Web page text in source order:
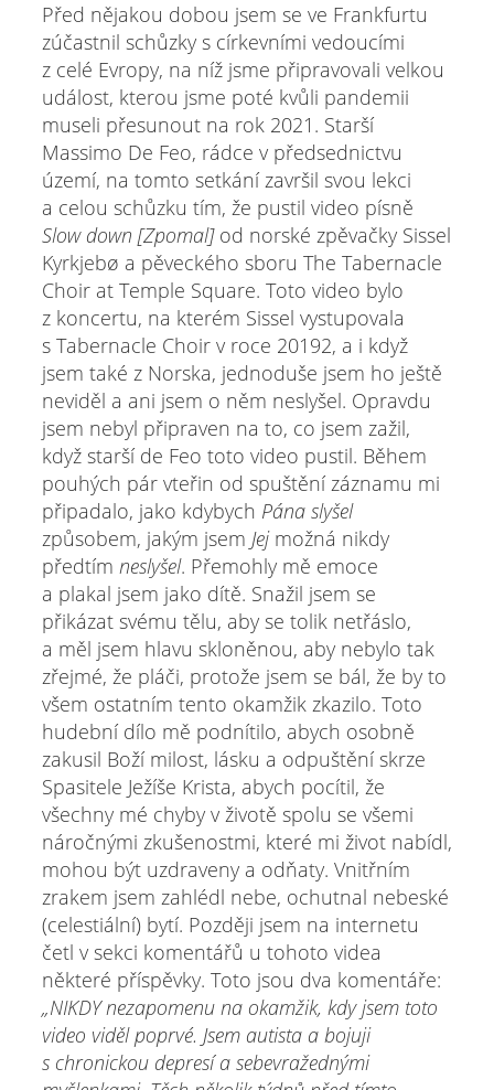
Před nějakou dobou jsem se ve Frankfurtu
zúčastnil schůzky s církevními vedoucími
z celé Evropy, na níž jsme připravovali velkou
událost, kterou jsme poté kvůli pandemii
museli přesunout na rok 2021. Starší
Massimo De Feo, rádce v předsednictvu
území, na tomto setkání završil svou lekci
a celou schůzku tím, že pustil video písně
Slow down [Zpomal]od norské zpěvačky Sissel
Kyrkjebø a pěveckého sboru The Tabernacle
Choir at Temple Square. Toto video bylo
z koncertu, na kterém Sissel vystupovala
s Tabernacle Choir v roce 20192, a i když
jsem také z Norska, jednoduše jsem ho ještě
neviděl a ani jsem o něm neslyšel. Opravdu
jsem nebyl připraven na to, co jsem zažil,
když starší de Feo toto video pustil. Během
pouhých pár vteřin od spuštění záznamu mi
připadalo, jako kdybych Pána slyšel
způsobem, jakým jsem Jejmožná nikdy
předtím neslyšel. Přemohly mě emoce
a plakal jsem jako dítě. Snažil jsem se
přikázat svému tělu, aby se tolik netřáslo,
a měl jsem hlavu skloněnou, aby nebylo tak
zřejmé, že pláči, protože jsem se bál, že by to
všem ostatním tento okamžik zkazilo. Toto
hudební dílo mě podnítilo, abych osobně
zakusil Boží milost, lásku a odpuštění skrze
Spasitele Ježíše Krista, abych pocítil, že
všechny mé chyby v životě spolu se všemi
náročnými zkušenostmi, které mi život nabídl,
mohou být uzdraveny a odňaty. Vnitřním
zrakem jsem zahlédl nebe, ochutnal nebeské
(celestiální) bytí. Později jsem na internetu
četl v sekci komentářů u tohoto videa
některé příspěvky. Toto jsou dva komentáře:
„NIKDY nezapomenu na okamžik, kdy jsem toto
video viděl poprvé. Jsem autista a bojuji
s chronickou depresí a sebevražednými